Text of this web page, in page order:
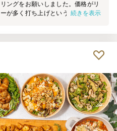
ングをお願いしました。価格がリ
が多く打ち上げというお祝いの席
くださりました。事前には、子ど
乗っていただきました。最後に
くださり大変助かりました。 雰
クロスがあればもっと良かったな
られ大変助かりました。また、機
ありがとうございました。
続きを表示